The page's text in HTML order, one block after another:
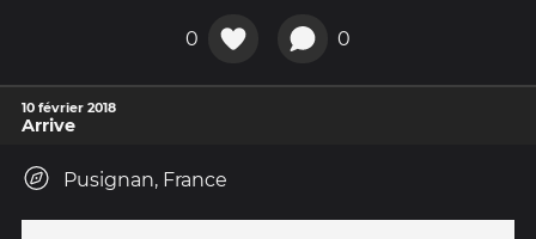
0 0
10 février 2018
Arrive
Pusignan, France